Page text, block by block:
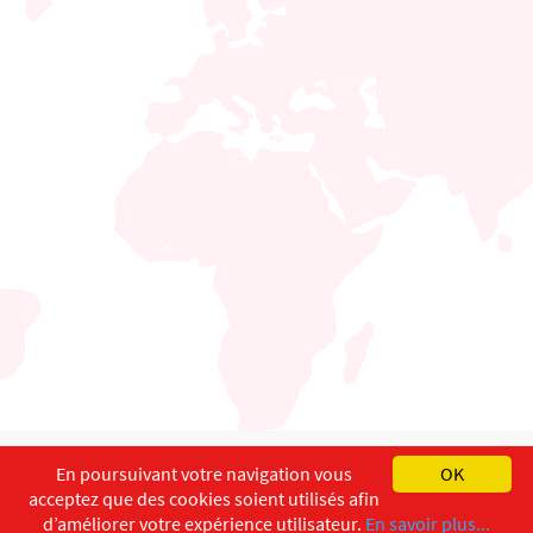
English Français
Copyright ©ISEC-AdW Aspects légaux
OK
En poursuivant votre navigation vous
acceptez que des cookies soient utilisés afin
d’améliorer votre expérience utilisateur. En savoir plus...